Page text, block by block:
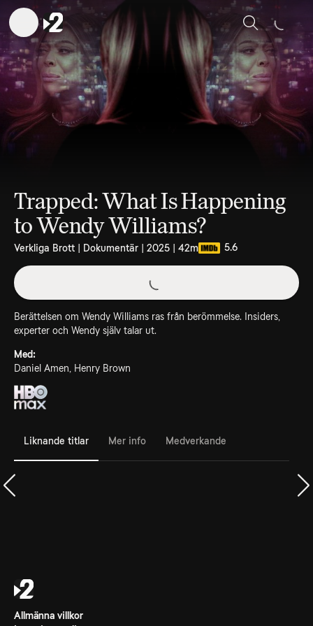
Sök
Trapped: What Is Happening
to Wendy Williams?
Verkliga Brott | Dokumentär | 2025 | 42m 5.6
Berättelsen om Wendy Williams ras från berömmelse. Insiders,
experter och Wendy själv talar ut.
Med:
Daniel Amen, Henry Brown
Liknande titlar Mer info Medverkande
Allmänna villkor